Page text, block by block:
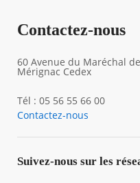
Contactez-nous
60 Avenue du Maréchal
Mérignac Cedex
Tél : 05 56 55 66 00
Contactez-nous
Suivez-nous sur les